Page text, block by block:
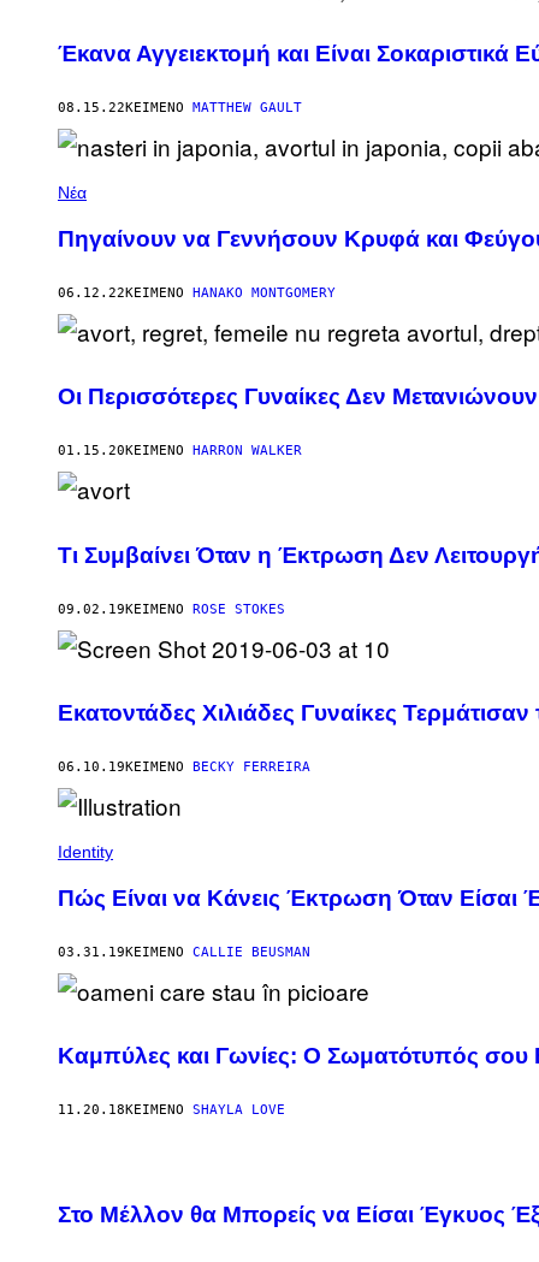
Έκανα Αγγειεκτομή και Είναι Σοκαριστικά
08.15.22ΚΕΊΜΕΝΟ MATTHEW GAULT
Νέα
Πηγαίνουν να Γεννήσουν Κρυφά και
06.12.22ΚΕΊΜΕΝΟ HANAKO MONTGOMERY
Οι Περισσότερες Γυναίκες Δεν
01.15.20ΚΕΊΜΕΝΟ HARRON WALKER
Τι Συμβαίνει Όταν η Έκτρωση Δεν
09.02.19ΚΕΊΜΕΝΟ ROSE STOKES
Εκατοντάδες Χιλιάδες Γυναίκες
06.10.19ΚΕΊΜΕΝΟ BECKY FERREIRA
Identity
Πώς Είναι να Κάνεις Έκτρωση Όταν Είσαι
03.31.19ΚΕΊΜΕΝΟ CALLIE BEUSMAN
Καμπύλες και Γωνίες: Ο Σωματότυπός
11.20.18ΚΕΊΜΕΝΟ SHAYLA LOVE
Στο Μέλλον θα Μπορείς να Είσαι Έγκυος